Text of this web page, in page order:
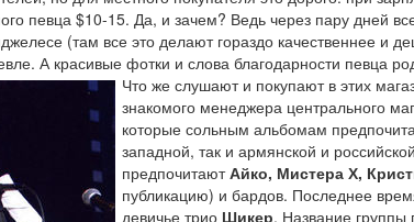
певца $10-15. Да, и зачем? Ведь через пару дней
(там все это делают гораздо качественнее и
А красивые фотки и слова благодарности певца
Что же слушают и покупают в этих
знакомого менеджера центрального
которые сольным альбомам
западной, так и армянской и
предпочитаютАйко, Мистера Х,
публикацию) и бардов. Последнее
девичье трио Шикер. Название группы